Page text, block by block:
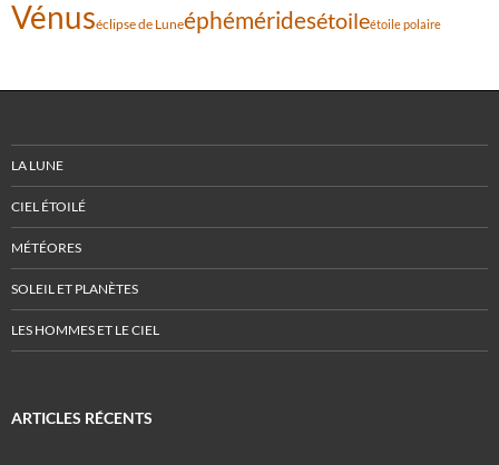
Vénuséclipse de Luneéphéméridesétoileétoile polaire
LA LUNE
CIEL ÉTOILÉ
MÉTÉORES
SOLEIL ET PLANÈTES
LES HOMMES ET LE CIEL
ARTICLES RÉCENTS